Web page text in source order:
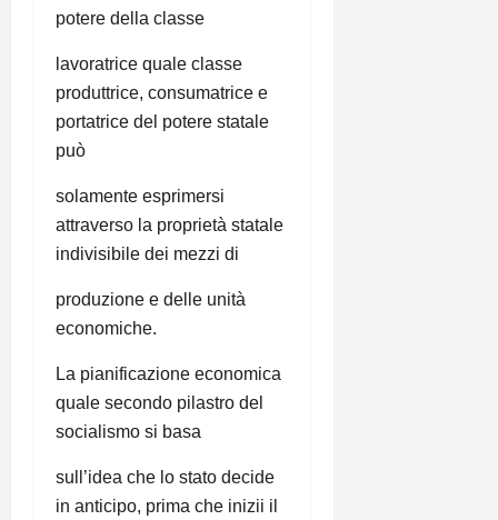
potere della classe
lavoratrice quale classe
produttrice, consumatrice e
portatrice del potere statale
può
solamente esprimersi
attraverso la proprietà statale
indivisibile dei mezzi di
produzione e delle unità
economiche.
La pianificazione economica
quale secondo pilastro del
socialismo si basa
sull’idea che lo stato decide
in anticipo, prima che inizii il